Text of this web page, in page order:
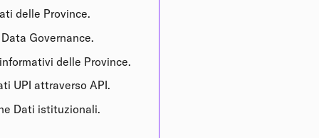
delle Province.
Governance.
delle Province.
UPI attraverso API.
Dati istituzionali.